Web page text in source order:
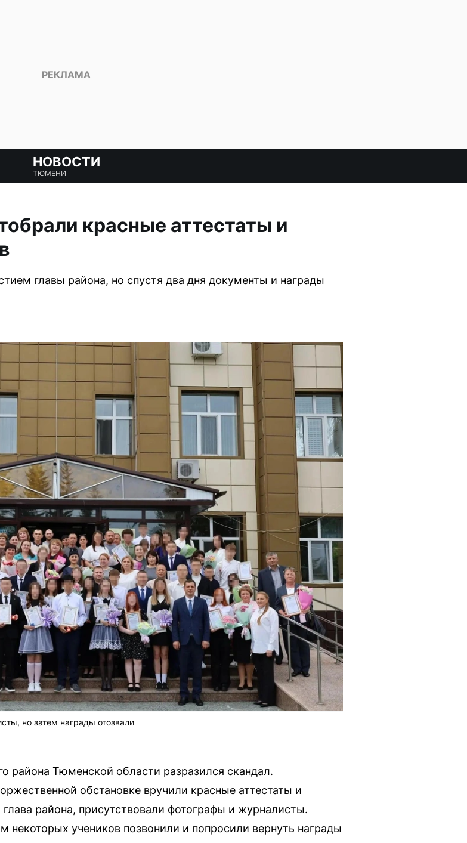
НОВОСТИ
ТЮМЕНИ
красные аттестаты и
главы района, но спустя два дня документы и награды
но затем награды отозвали
района Тюменской области разразился скандал.
обстановке вручили красные аттестаты и
района, присутствовали фотографы и журналисты.
некоторых учеников позвонили и попросили вернуть награды